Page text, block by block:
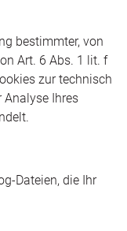
bestimmter, von
Art. 6 Abs. 1 lit. f
zur technisch
Analyse Ihres
Dateien, die Ihr